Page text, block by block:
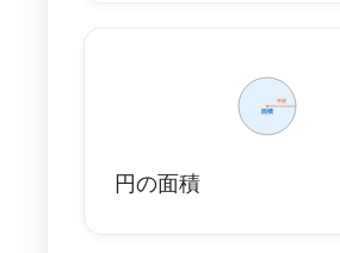
円の面積